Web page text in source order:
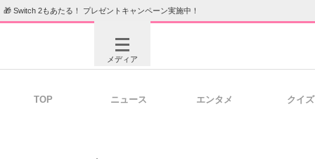
🎁 Switch 2もあたる！ プレゼントキャンペーン実施中！
メディア
TOP ニュース エンタメ クイズ